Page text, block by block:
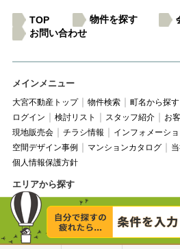
TOP 物件を探す
お問い合わせ
メインメニュー
大宮不動産トップ 物件検索 町名から探す
ログイン
検討リスト スタッフ紹介 お
現地販売会
チラシ情報 インフォメーシ
空間デザイン事例
マンションカタログ
個人情報保護方針
エリアから探す
さいたま市大宮区 さいたま市北区
さい
さいたま市中央区
さいたま市浦和区
さ
さいたま市緑区
さいたま市岩槻区